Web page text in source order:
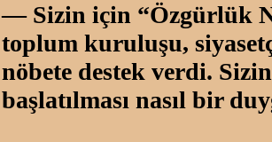
— Sizin için “Özgürlük
toplum kuruluşu,
nöbete destek verdi.
başlatılması nasıl bir